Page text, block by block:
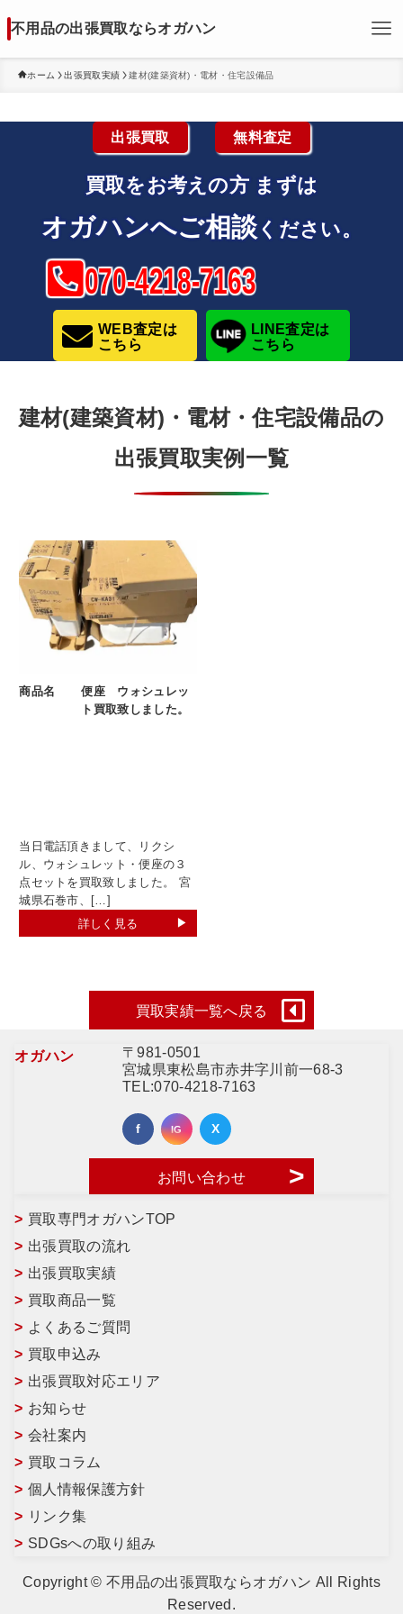
不用品の出張買取ならオガハン
ホーム 出張買取実績 建材(建築資材)・電材・住宅設備品
出張買取 無料査定
買取をお考えの方 まずは
オガハンへご相談 ください。
070-4218-7163
WEB査定は
こちら
LINE査定は
こちら
建材(建築資材)・電材・住宅設備品の
出張買取実例一覧
商品名
便座 ウォシュレッ
ト買取致しました。
当日電話頂きまして、リクシ
ル、ウォシュレット・便座の３
点セットを買取致しました。 宮
城県石巻市、[…]
詳しく見る
買取実績一覧へ戻る
オガハン
〒981-0501
宮城県東松島市赤井字川前一68-3
TEL:070-4218-7163
お問い合わせ
買取専門オガハンTOP
出張買取の流れ
出張買取実績
買取商品一覧
よくあるご質問
買取申込み
出張買取対応エリア
お知らせ
会社案内
買取コラム
個人情報保護方針
リンク集
SDGsへの取り組み
Copyright © 不用品の出張買取ならオガハン All Rights
Reserved.